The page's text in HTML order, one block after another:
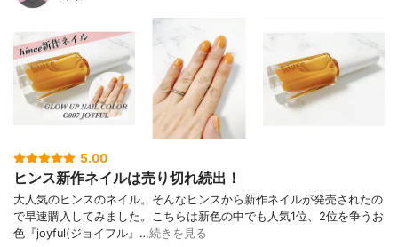
5.00
ヒンス新作ネイルは売り切れ続出！
大人気のヒンスのネイル。そんなヒンスから新作ネイルが発売されたの
で早速購入してみました。こちらは新色の中でも人気1位、2位を争うお
色『joyful(ジョイフル』…続きを見る